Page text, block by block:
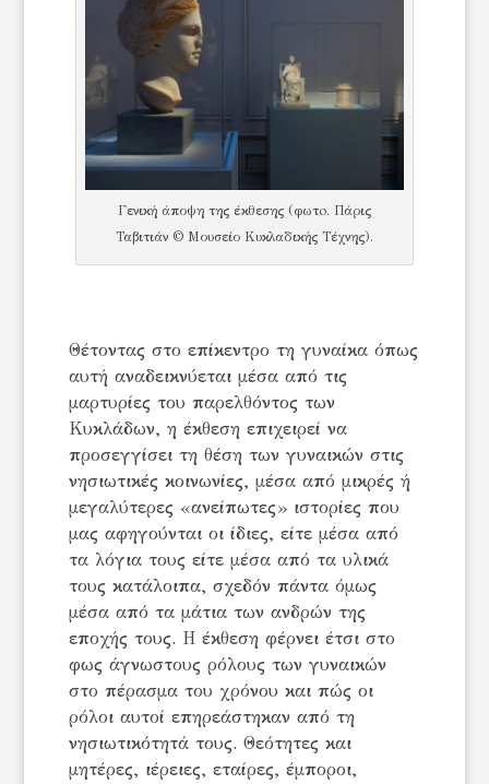
Γενική άποψη της έκθεσης (φωτo. Πάρις
Ταβιτιάν © Μουσείο Κυκλαδικής Τέχνης).
Θέτοντας στο επίκεντρο τη γυναίκα όπως
αυτή αναδεικνύεται μέσα από τις
μαρτυρίες του παρελθόντος των
Κυκλάδων, η έκθεση επιχειρεί να
προσεγγίσει τη θέση των γυναικών στις
νησιωτικές κοινωνίες, μέσα από μικρές ή
μεγαλύτερες «ανείπωτες» ιστορίες που
μας αφηγούνται οι ίδιες, είτε μέσα από
τα λόγια τους είτε μέσα από τα υλικά
τους κατάλοιπα, σχεδόν πάντα όμως
μέσα από τα μάτια των ανδρών της
εποχής τους. Η έκθεση φέρνει έτσι στο
φως άγνωστους ρόλους των γυναικών
στο πέρασμα του χρόνου και πώς οι
ρόλοι αυτοί επηρεάστηκαν από τη
νησιωτικότητά τους. Θεότητες και
μητέρες, ιέρειες, εταίρες, έμποροι,